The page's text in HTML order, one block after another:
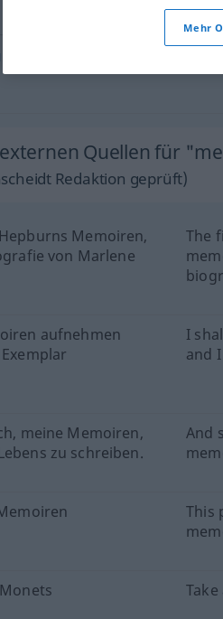
Quellen für
Redaktion geprüft)
Memoiren,
von Marlene
The
aufnehmen
I
and
meine Memoiren,
zu schreiben.
And
This
Mehr